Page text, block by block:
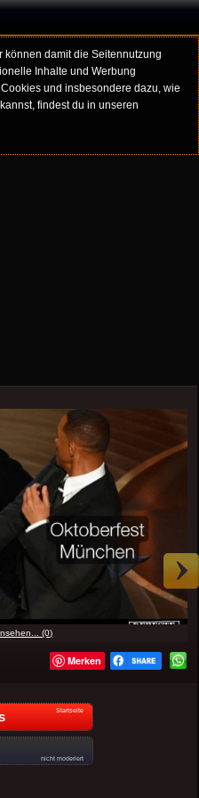
können damit die Seitennutzung
Inhalte und Werbung
und insbesondere dazu, wie
findest du in unseren
(0)
Merken
Startseite
nicht moderiert